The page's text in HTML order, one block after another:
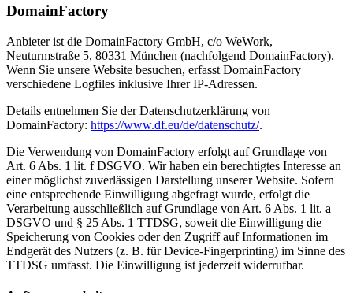
DomainFactory
Anbieter ist die DomainFactory GmbH, c/o WeWork,
Neuturmstraße 5, 80331 München (nachfolgend DomainFactory).
Wenn Sie unsere Website besuchen, erfasst DomainFactory
verschiedene Logfiles inklusive Ihrer IP-Adressen.
Details entnehmen Sie der Datenschutzerklärung von
DomainFactory: https://www.df.eu/de/datenschutz/.
Die Verwendung von DomainFactory erfolgt auf Grundlage von
Art. 6 Abs. 1 lit. f DSGVO. Wir haben ein berechtigtes Interesse an
einer möglichst zuverlässigen Darstellung unserer Website. Sofern
eine entsprechende Einwilligung abgefragt wurde, erfolgt die
Verarbeitung ausschließlich auf Grundlage von Art. 6 Abs. 1 lit. a
DSGVO und § 25 Abs. 1 TTDSG, soweit die Einwilligung die
Speicherung von Cookies oder den Zugriff auf Informationen im
Endgerät des Nutzers (z. B. für Device-Fingerprinting) im Sinne des
TTDSG umfasst. Die Einwilligung ist jederzeit widerrufbar.